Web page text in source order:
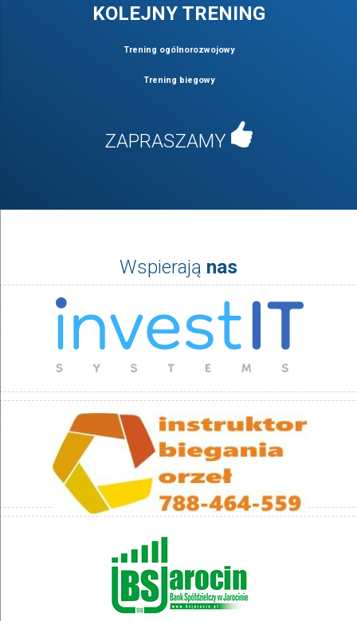
KOLEJNY TRENING
Trening ogólnorozwojowy
Trening biegowy
ZAPRASZAMY
Wspierają nas